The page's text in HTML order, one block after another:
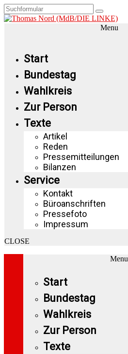
Menu
Start
Bundestag
Wahlkreis
Zur Person
Texte
Artikel
Reden
Pressemitteilungen
Bilanzen
Service
Kontakt
Büroanschriften
Pressefoto
Impressum
CLOSE
Menu
Start
Bundestag
Wahlkreis
Zur Person
Texte